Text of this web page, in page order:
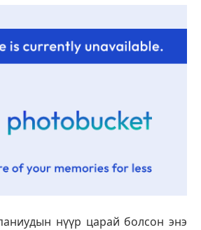
нүүр царай болсон энэ